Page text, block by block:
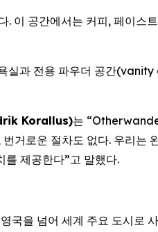
공간에서는 커피, 페이스
실과 전용 파우더 공간
Korallus)는
거로운 절차도 없다. 우리는
를 제공한다”고 말했다.
을 넘어 세계 주요 도시로